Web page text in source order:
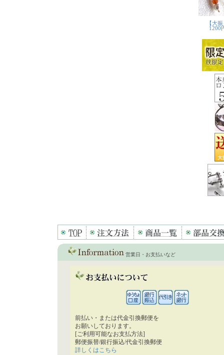
営業日・お支払いなど
前払い・または代金引換郵便を
お願いしております。
[ご利用可能なお支払方法]
郵便振替/銀行振込/代金引換郵便
詳しくはこちら